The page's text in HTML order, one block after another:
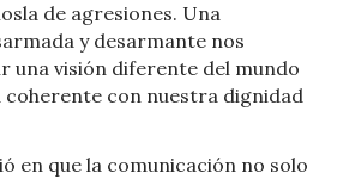
de agresiones. Una
y desarmante nos
una visión diferente del mundo
con nuestra dignidad
en que la comunicación no solo